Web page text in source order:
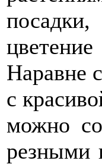
Наравне
с
можно
резными